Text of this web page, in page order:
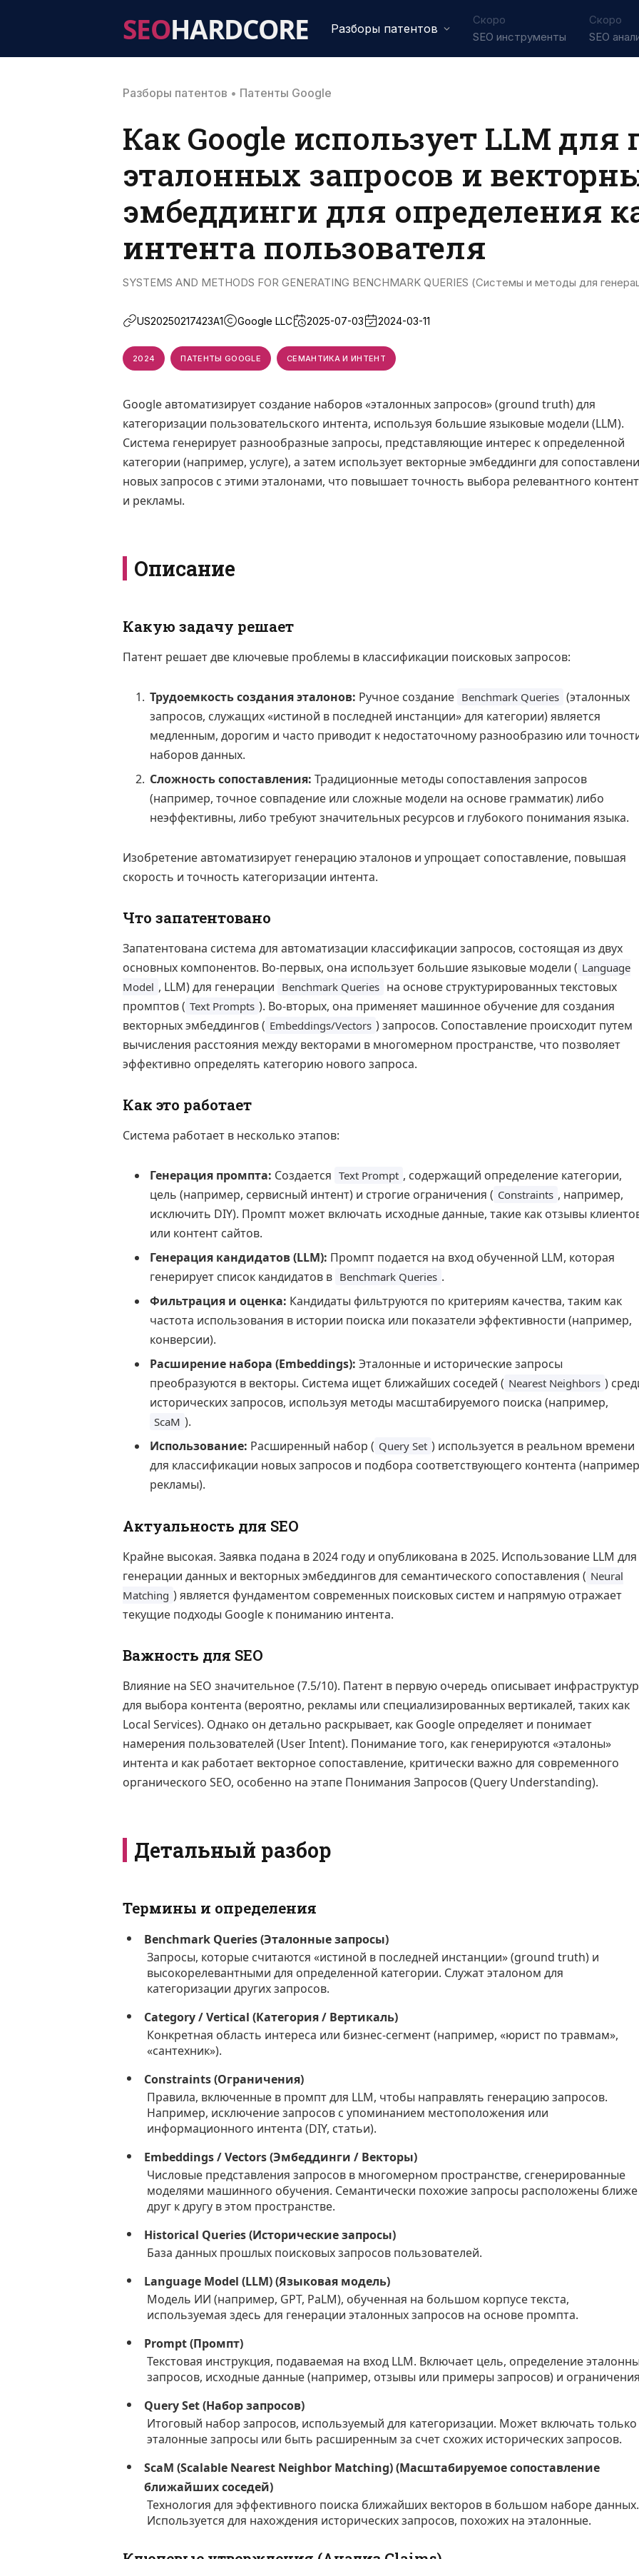
SEOHARDCORE Разборы патентов
Скоро
SEO инструменты
Скоро
SEO
Разборы патентов • Патенты Google
Как Google использует LLM для
эталонных запросов и
эмбеддинги для определения
интента пользователя
SYSTEMS AND METHODS FOR GENERATING BENCHMARK QUERIES (Системы и методы для
US20250217423A1 Google LLC 2025-07-03 2024-03-11
2024 ПАТЕНТЫ GOOGLE СЕМАНТИКА И ИНТЕНТ
Google автоматизирует создание наборов «эталонных запросов» (ground truth) для
категоризации пользовательского интента, используя большие языковые модели (LLM).
Система генерирует разнообразные запросы, представляющие интерес к определенной
категории (например, услуге), а затем использует векторные эмбеддинги для
новых запросов с этими эталонами, что повышает точность выбора релевантного
и рекламы.
Описание
Какую задачу решает
Патент решает две ключевые проблемы в классификации поисковых запросов:
Трудоемкость создания эталонов: Ручное создание Benchmark Queries (эталонных
запросов, служащих «истиной в последней инстанции» для категории) является
медленным, дорогим и часто приводит к недостаточному разнообразию или
наборов данных.
Сложность сопоставления: Традиционные методы сопоставления запросов
(например, точное совпадение или сложные модели на основе грамматик) либо
неэффективны, либо требуют значительных ресурсов и глубокого понимания языка.
Изобретение автоматизирует генерацию эталонов и упрощает сопоставление, повышая
скорость и точность категоризации интента.
Что запатентовано
Запатентована система для автоматизации классификации запросов, состоящая из двух
основных компонентов. Во-первых, она использует большие языковые модели ( Language
Model , LLM) для генерации Benchmark Queries на основе структурированных текстовых
промптов ( Text Prompts ). Во-вторых, она применяет машинное обучение для создания
векторных эмбеддингов ( Embeddings/Vectors ) запросов. Сопоставление происходит путем
вычисления расстояния между векторами в многомерном пространстве, что позволяет
эффективно определять категорию нового запроса.
Как это работает
Система работает в несколько этапов:
Генерация промпта: Создается Text Prompt , содержащий определение категории,
цель (например, сервисный интент) и строгие ограничения ( Constraints , например,
исключить DIY). Промпт может включать исходные данные, такие как отзывы
или контент сайтов.
Генерация кандидатов (LLM): Промпт подается на вход обученной LLM, которая
генерирует список кандидатов в Benchmark Queries .
Фильтрация и оценка: Кандидаты фильтруются по критериям качества, таким как
частота использования в истории поиска или показатели эффективности (например,
конверсии).
Расширение набора (Embeddings): Эталонные и исторические запросы
преобразуются в векторы. Система ищет ближайших соседей ( Nearest Neighbors )
исторических запросов, используя методы масштабируемого поиска (например,
ScaM ).
Использование: Расширенный набор ( Query Set ) используется в реальном времени
для классификации новых запросов и подбора соответствующего контента
рекламы).
Актуальность для SEO
Крайне высокая. Заявка подана в 2024 году и опубликована в 2025. Использование LLM для
генерации данных и векторных эмбеддингов для семантического сопоставления ( Neural
Matching ) является фундаментом современных поисковых систем и напрямую отражает
текущие подходы Google к пониманию интента.
Важность для SEO
Влияние на SEO значительное (7.5/10). Патент в первую очередь описывает
для выбора контента (вероятно, рекламы или специализированных вертикалей, таких как
Local Services). Однако он детально раскрывает, как Google определяет и понимает
намерения пользователей (User Intent). Понимание того, как генерируются «эталоны»
интента и как работает векторное сопоставление, критически важно для современного
органического SEO, особенно на этапе Понимания Запросов (Query Understanding).
Детальный разбор
Термины и определения
Benchmark Queries (Эталонные запросы)
Запросы, которые считаются «истиной в последней инстанции» (ground truth) и
высокорелевантными для определенной категории. Служат эталоном для
категоризации других запросов.
Category / Vertical (Категория / Вертикаль)
Конкретная область интереса или бизнес-сегмент (например, «юрист по травмам»,
«сантехник»).
Constraints (Ограничения)
Правила, включенные в промпт для LLM, чтобы направлять генерацию запросов.
Например, исключение запросов с упоминанием местоположения или
информационного интента (DIY, статьи).
Embeddings / Vectors (Эмбеддинги / Векторы)
Числовые представления запросов в многомерном пространстве, сгенерированные
моделями машинного обучения. Семантически похожие запросы расположены ближе
друг к другу в этом пространстве.
Historical Queries (Исторические запросы)
База данных прошлых поисковых запросов пользователей.
Language Model (LLM) (Языковая модель)
Модель ИИ (например, GPT, PaLM), обученная на большом корпусе текста,
используемая здесь для генерации эталонных запросов на основе промпта.
Prompt (Промпт)
Текстовая инструкция, подаваемая на вход LLM. Включает цель, определение
запросов, исходные данные (например, отзывы или примеры запросов) и
Query Set (Набор запросов)
Итоговый набор запросов, используемый для категоризации. Может включать только
эталонные запросы или быть расширенным за счет схожих исторических запросов.
ScaM (Scalable Nearest Neighbor Matching) (Масштабируемое сопоставление
ближайших соседей)
Технология для эффективного поиска ближайших векторов в большом наборе данных.
Используется для нахождения исторических запросов, похожих на эталонные.